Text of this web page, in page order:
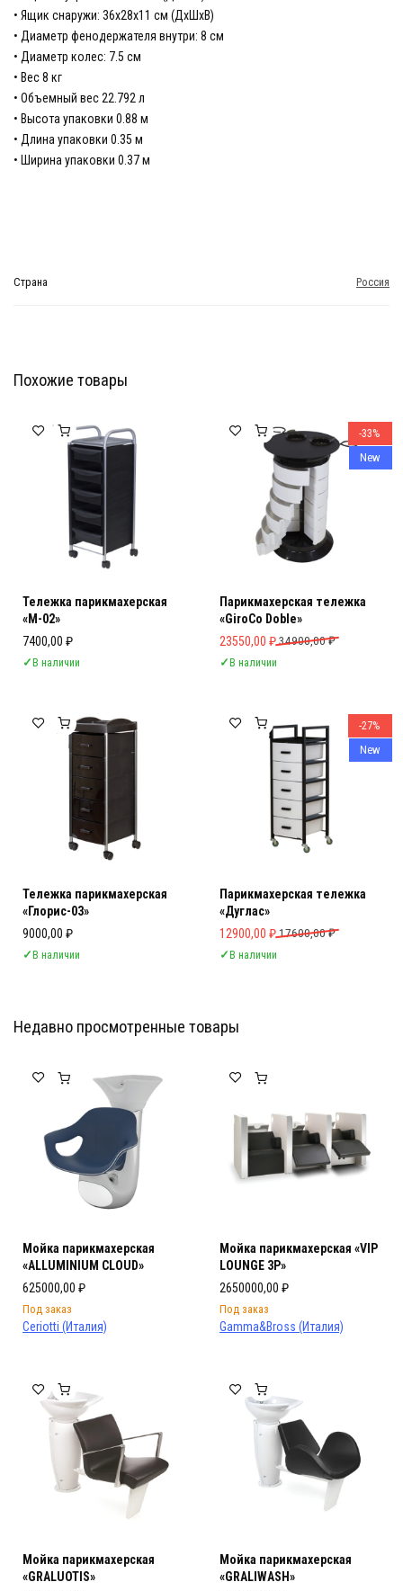
• Ящик снаружи: 36х28х11 см (ДхШхВ)
• Диаметр фенодержателя внутри: 8 см
• Диаметр колес: 7.5 см
• Вес 8 кг
• Объемный вес 22.792 л
• Высота упаковки 0.88 м
• Длина упаковки 0.35 м
• Ширина упаковки 0.37 м
Страна Россия
Похожие товары
Тележка парикмахерская
«М-02»
7400,00 ₽
✓В наличии
-33%
New
Парикмахерская тележка
«GiroCo Doble»
34900,00₽
Первоначальная цена
23550,00 ₽
Текущая цена: 23550,00 ₽.
✓В наличии
Тележка парикмахерская
«Глорис-03»
9000,00 ₽
✓В наличии
-27%
New
Парикмахерская тележка
«Дуглас»
17600,00₽
Первоначальная цена
12900,00 ₽
Текущая цена: 12900,00 ₽.
✓В наличии
Недавно просмотренные товары
Мойка парикмахерская
«ALLUMINIUM CLOUD»
625000,00 ₽
Под заказ
Ceriotti (Италия)
Мойка парикмахерская «VIP
LOUNGE 3P»
2650000,00 ₽
Под заказ
Gamma&Bross (Италия)
Мойка парикмахерская
«GRALUOTIS»
Мойка парикмахерская
«GRALIWASH»